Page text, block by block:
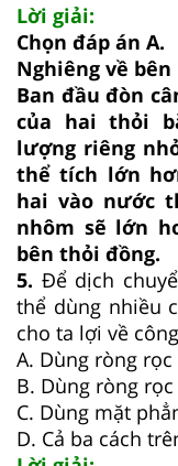
Lời giải:
Chọn đáp án A.
Nghiêng về bên
Ban đầu đòn
của hai thỏi
lượng riêng
thể tích lớn
hai vào nước
nhôm sẽ lớn
bên thỏi đồng.
5. Để dịch
thể dùng nhiều
cho ta lợi về
A. Dùng ròng rọc
B. Dùng ròng
C. Dùng mặt
D. Cả ba cách